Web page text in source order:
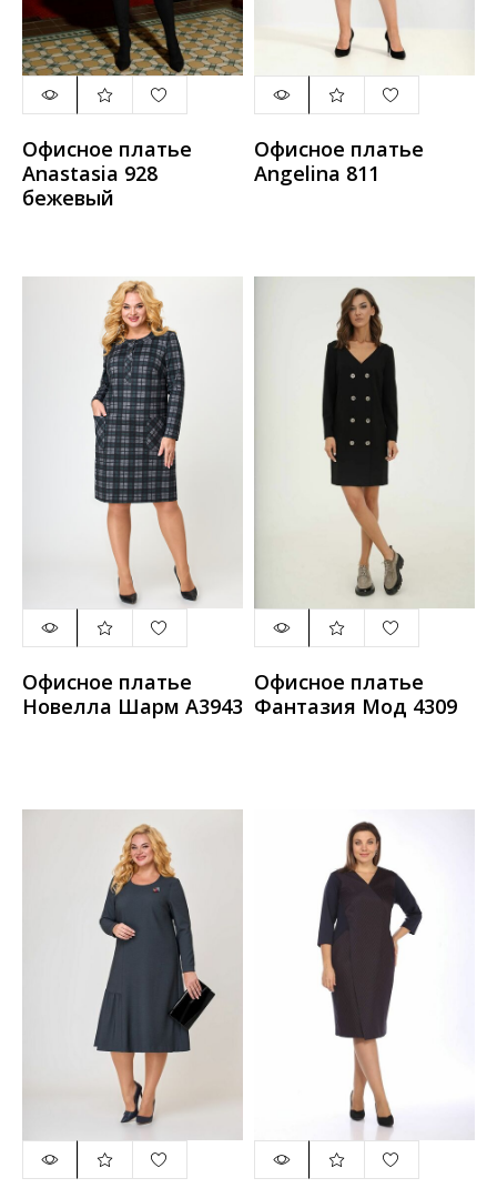
Офисное платье
Anastasia 928
бежевый
Офисное платье
Angelina 811
Офисное платье
Новелла Шарм А3943
Офисное платье
Фантазия Мод 4309